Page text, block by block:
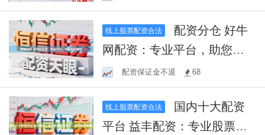
线上股票配资合法
网配资：专业平台，助您轻
松盈利配资保证金不退 68
线上股票配资合法
平台 益丰配资：专业股票配